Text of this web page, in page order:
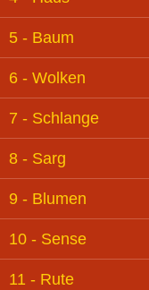
5 - Baum
6 - Wolken
7 - Schlange
8 - Sarg
9 - Blumen
10 - Sense
11 - Rute